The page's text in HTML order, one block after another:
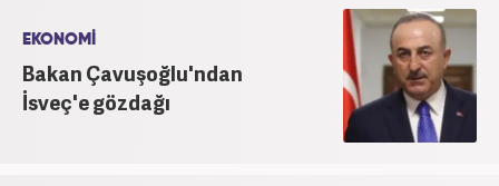
EKONOMİ
Bakan Çavuşoğlu'ndan
İsveç'e gözdağı